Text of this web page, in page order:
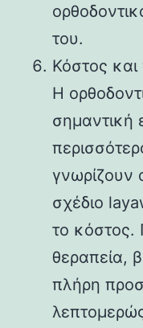
του.
Κόστος
Η
σημαντική
γνωρίζουν
σχέδιο
το κόστος.
θεραπεία,
πλήρη